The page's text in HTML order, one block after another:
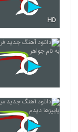
250
252
HD